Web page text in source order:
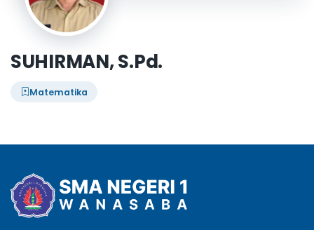
SUHIRMAN, S.Pd.
Matematika